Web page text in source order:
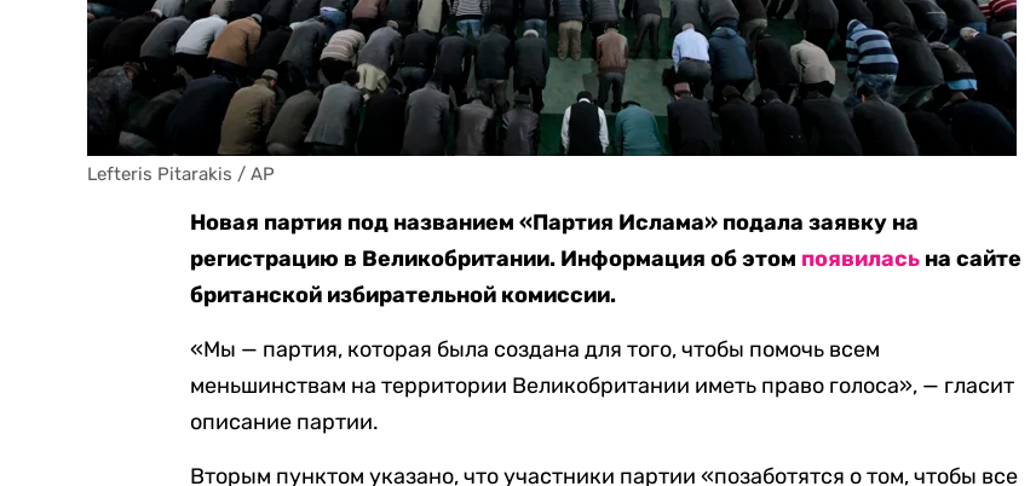
Lefteris Pitarakis / AP
Новая партия под названием «Партия Ислама» подала заявку на
регистрацию в Великобритании. Информация об этом появилась на сайте
британской избирательной комиссии.
«Мы — партия, которая была создана для того, чтобы помочь всем
меньшинствам на территории Великобритании иметь право голоса», — гласит
описание партии.
Вторым пунктом указано, что участники партии «позаботятся о том, чтобы все